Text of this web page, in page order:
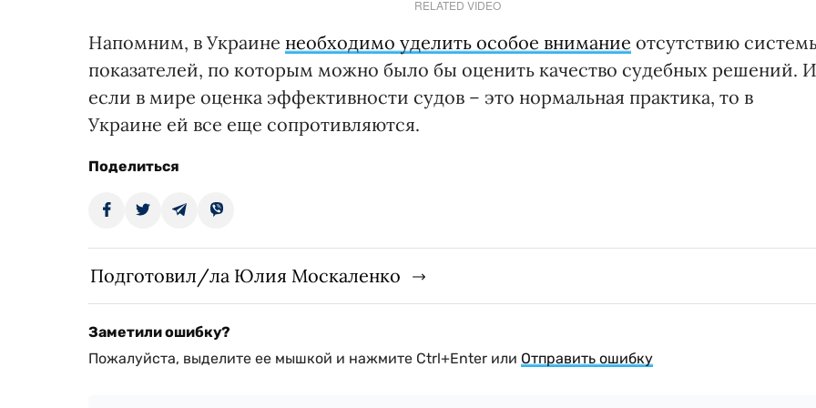
RELATED VIDEO
Напомним, в Украине необходимо уделить особое внимание отсутствию
показателей, по которым можно было бы оценить качество судебных решений. И
если в мире оценка эффективности судов – это нормальная практика, то в
Украине ей все еще сопротивляются.
Поделиться
Подготовил/ла Юлия Москаленко
Заметили ошибку?
Пожалуйста, выделите ее мышкой и нажмите Ctrl+Enter или Отправить ошибку